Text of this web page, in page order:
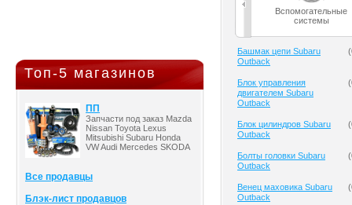
Топ-5 магазинов
ПП
Запчасти под заказ Mazda
Nissan Toyota Lexus
Mitsubishi Subaru Honda
VW Audi Mercedes SKODA
Все продавцы
Блэк-лист продавцов
Вспомогательные
системы
Башмак цепи Subaru
Outback
(
Блок управления
двигателем Subaru
Outback
(
Блок цилиндров Subaru
Outback
(
Болты головки Subaru
Outback
(
Венец маховика Subaru
Outback
(